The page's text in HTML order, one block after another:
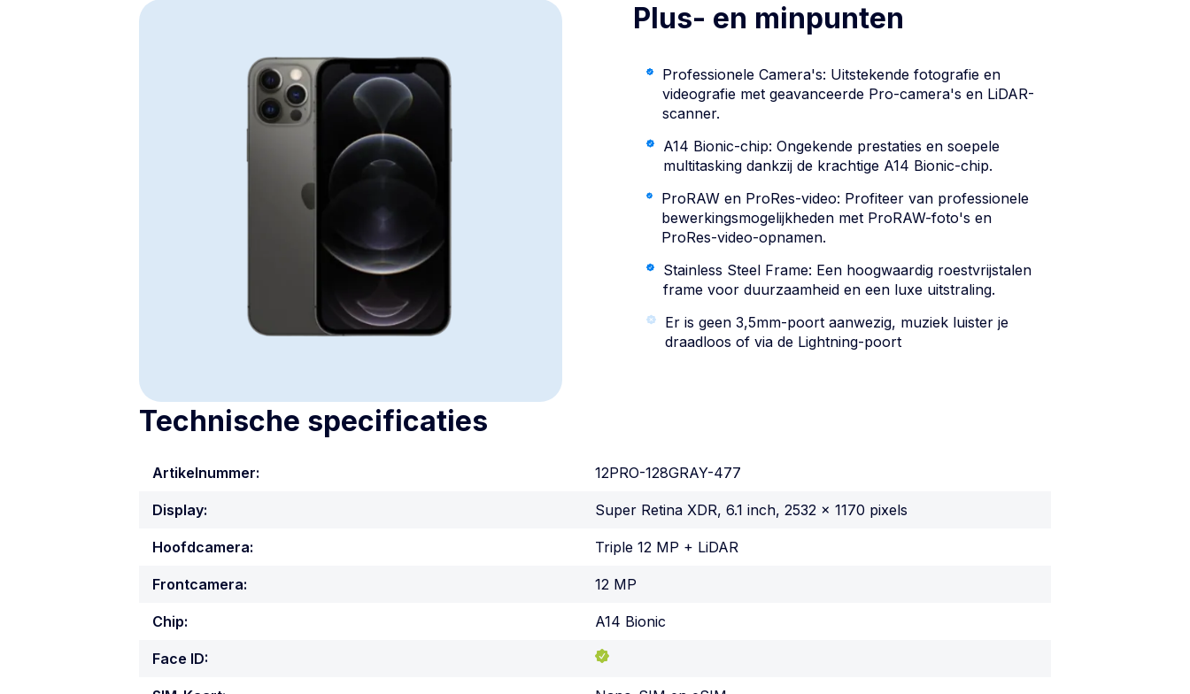
Plus- en minpunten
Professionele Camera's: Uitstekende fotografie en
videografie met geavanceerde Pro-camera's en LiDAR-
scanner.
A14 Bionic-chip: Ongekende prestaties en soepele
multitasking dankzij de krachtige A14 Bionic-chip.
ProRAW en ProRes-video: Profiteer van professionele
bewerkingsmogelijkheden met ProRAW-foto's en
ProRes-video-opnamen.
Stainless Steel Frame: Een hoogwaardig roestvrijstalen
frame voor duurzaamheid en een luxe uitstraling.
Er is geen 3,5mm-poort aanwezig, muziek luister je
draadloos of via de Lightning-poort
Technische specificaties
Artikelnummer: 12PRO-128GRAY-477
Display: Super Retina XDR, 6.1 inch, 2532 x 1170 pixels
Hoofdcamera: Triple 12 MP + LiDAR
Frontcamera: 12 MP
Chip: A14 Bionic
Face ID: